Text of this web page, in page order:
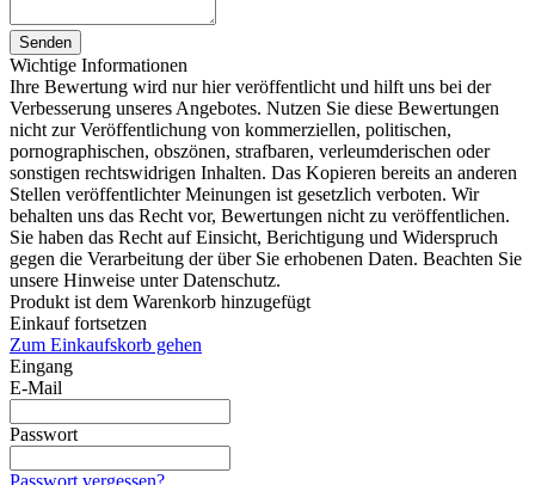
Senden
Wichtige Informationen
Ihre Bewertung wird nur hier veröffentlicht und hilft uns bei der
Verbesserung unseres Angebotes. Nutzen Sie diese Bewertungen
nicht zur Veröffentlichung von kommerziellen, politischen,
pornographischen, obszönen, strafbaren, verleumderischen oder
sonstigen rechtswidrigen Inhalten. Das Kopieren bereits an anderen
Stellen veröffentlichter Meinungen ist gesetzlich verboten. Wir
behalten uns das Recht vor, Bewertungen nicht zu veröffentlichen.
Sie haben das Recht auf Einsicht, Berichtigung und Widerspruch
gegen die Verarbeitung der über Sie erhobenen Daten. Beachten Sie
unsere Hinweise unter Datenschutz.
Produkt ist dem Warenkorb hinzugefügt
Einkauf fortsetzen
Zum Einkaufskorb gehen
Eingang
E-Mail
Passwort
Passwort vergessen?